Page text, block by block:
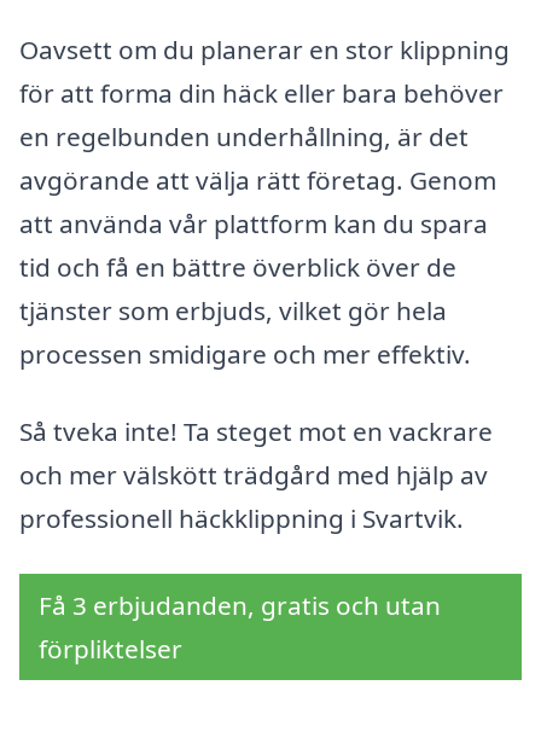
Oavsett om du planerar en stor klippning
för att forma din häck eller bara behöver
en regelbunden underhållning, är det
avgörande att välja rätt företag. Genom
att använda vår plattform kan du spara
tid och få en bättre överblick över de
tjänster som erbjuds, vilket gör hela
processen smidigare och mer effektiv.
Så tveka inte! Ta steget mot en vackrare
och mer välskött trädgård med hjälp av
professionell häckklippning i Svartvik.
Få 3 erbjudanden, gratis och utan
förpliktelser